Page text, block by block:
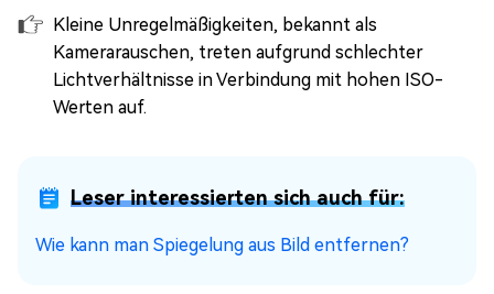
Kleine Unregelmäßigkeiten, bekannt als
Kamerarauschen, treten aufgrund schlechter
Lichtverhältnisse in Verbindung mit hohen ISO-
Werten auf.
Leser interessierten sich auch für:
Wie kann man Spiegelung aus Bild entfernen?